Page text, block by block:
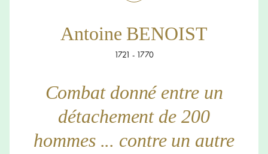
Antoine BENOIST
1721 - 1770
Combat donné entre un
détachement de 200
hommes ... contre un autre